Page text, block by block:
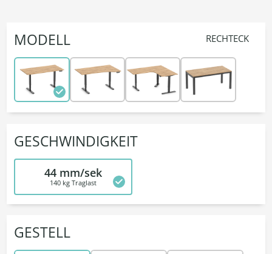
MODELL RECHTECK
GESCHWINDIGKEIT
44 mm/sek
140 kg Traglast
GESTELL